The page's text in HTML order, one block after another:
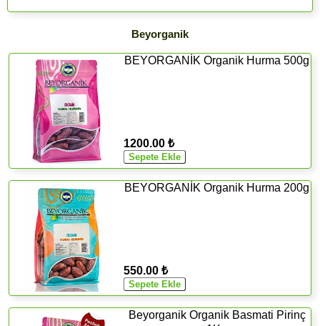
Beyorganik
BEYORGANİK Organik Hurma 500g
1200.00 ₺
BEYORGANİK Organik Hurma 200g
550.00 ₺
Beyorganik Organik Basmati Pirinç